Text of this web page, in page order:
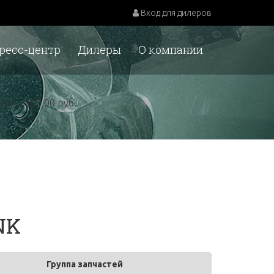
Вход для дилеров
О компании
Дилеры
центр
= 100,00 руб.
Группа запчастей